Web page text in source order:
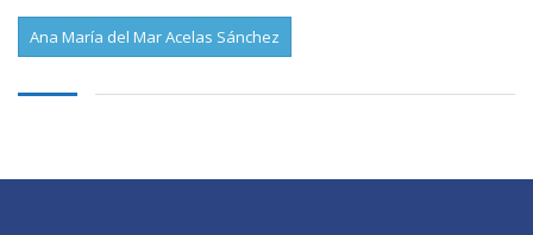
Ana María del Mar Acelas Sánchez